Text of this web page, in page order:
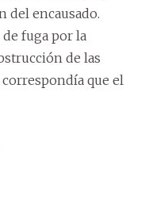
del encausado.
fuga por la
de las
que el